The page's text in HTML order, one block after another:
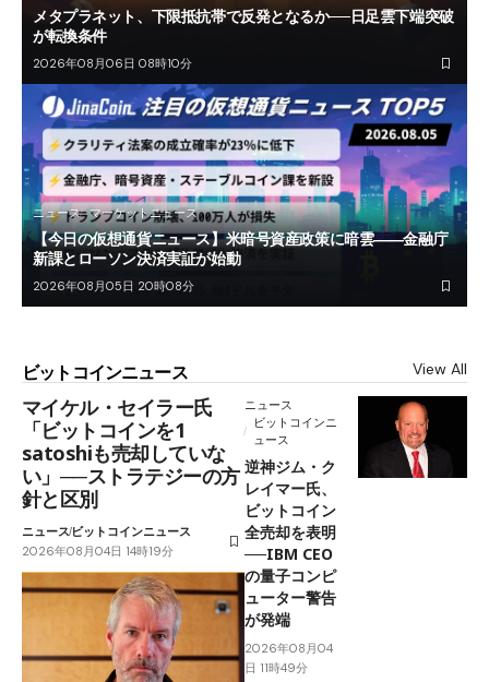
メタプラネット、下限抵抗帯で反発となるか──日足雲下端突破
が転換条件
2026年08月06日 08時10分
ニュース マーケットニュース
【今日の仮想通貨ニュース】米暗号資産政策に暗雲――金融庁
新課とローソン決済実証が始動
2026年08月05日 20時08分
ビットコインニュース View All
マイケル・セイラー氏
「ビットコインを1
satoshiも売却していな
い」──ストラテジーの方
針と区別
ニュースビットコインニュース
2026年08月04日 14時19分
ニュース
ビットコインニ
ュース
逆神ジム・ク
レイマー氏、
ビットコイン
全売却を表明
──IBM CEO
の量子コンピ
ューター警告
が発端
2026年08月04
日 11時49分